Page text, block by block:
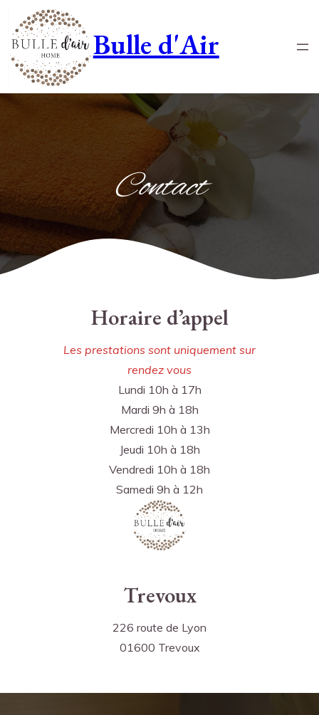
Bulle d'Air
Contact
Horaire d’appel
Les prestations sont uniquement sur
rendez vous
Lundi 10h à 17h
Mardi 9h à 18h
Mercredi 10h à 13h
Jeudi 10h à 18h
Vendredi 10h à 18h
Samedi 9h à 12h
Trevoux
226 route de Lyon
01600 Trevoux